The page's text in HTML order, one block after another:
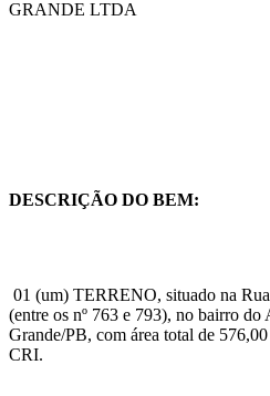
GRANDE LTDA
DESCRIÇÃO DO BEM:
01 (um) TERRENO, situado na
(entre os nº 763 e 793), no bairro
Grande/PB, com área total de
CRI.